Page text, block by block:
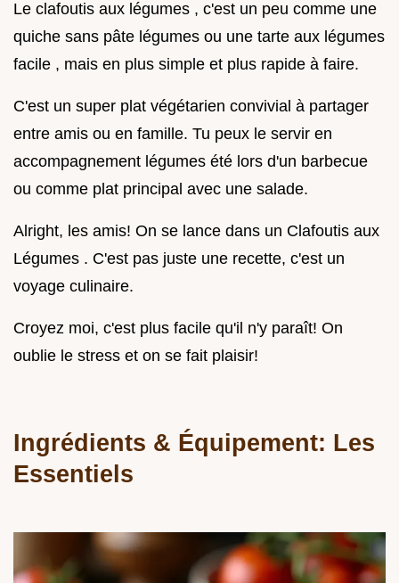
Le clafoutis aux légumes , c'est un peu comme une
quiche sans pâte légumes ou une tarte aux légumes
facile , mais en plus simple et plus rapide à faire.
C'est un super plat végétarien convivial à partager
entre amis ou en famille. Tu peux le servir en
accompagnement légumes été lors d'un barbecue
ou comme plat principal avec une salade.
Alright, les amis! On se lance dans un Clafoutis aux
Légumes . C'est pas juste une recette, c'est un
voyage culinaire.
Croyez moi, c'est plus facile qu'il n'y paraît! On
oublie le stress et on se fait plaisir!
Ingrédients & Équipement: Les
Essentiels